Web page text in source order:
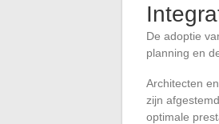
De adoptie
planning en
Architecten
zijn
optimale